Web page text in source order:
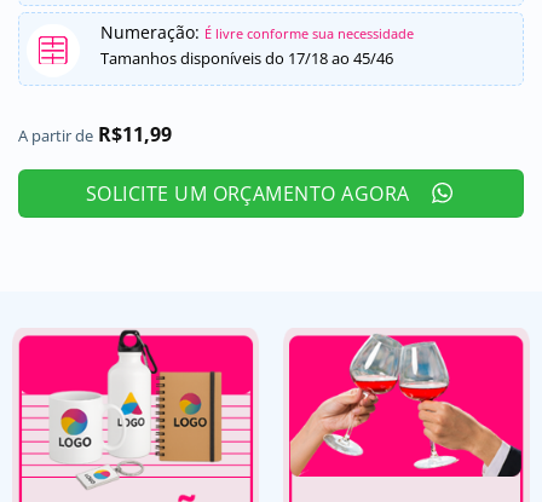
Numeração: É livre conforme sua necessidade
Tamanhos disponíveis do 17/18 ao 45/46
A partir de R$11,99
SOLICITE UM ORÇAMENTO AGORA